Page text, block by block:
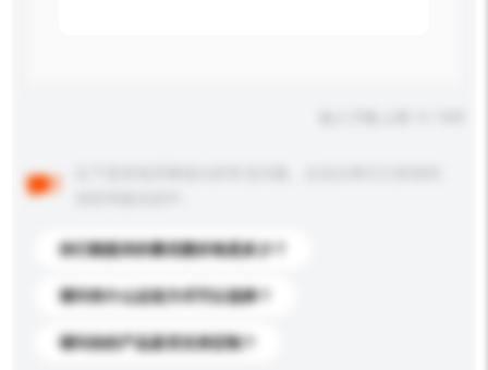
你们能提供的最优惠价格是多少？
请问有什么运送方式可以选择？
请问你的产品是否支持定制？